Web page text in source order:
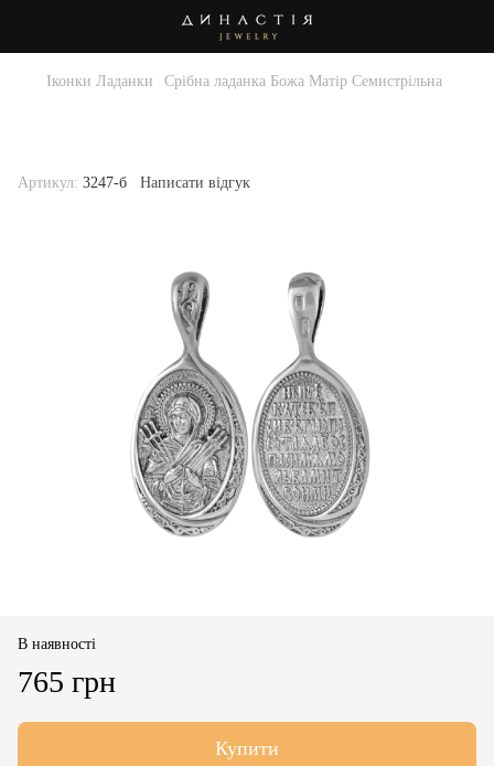
Іконки Ладанки Срібна ладанка Божа Матір Семистрільна
Артикул: 3247-б Написати відгук
В наявності
765 грн
Купити